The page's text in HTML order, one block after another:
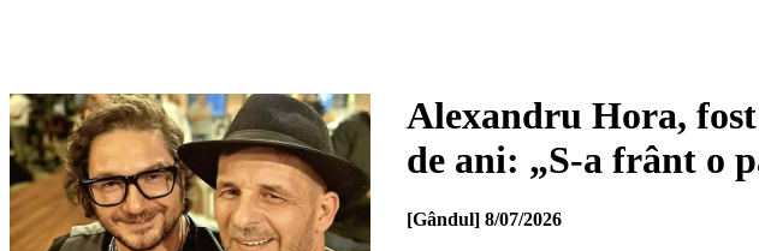
Alexandru Hora,
de ani: „S-a frânt o
[Gândul] 8/07/2026